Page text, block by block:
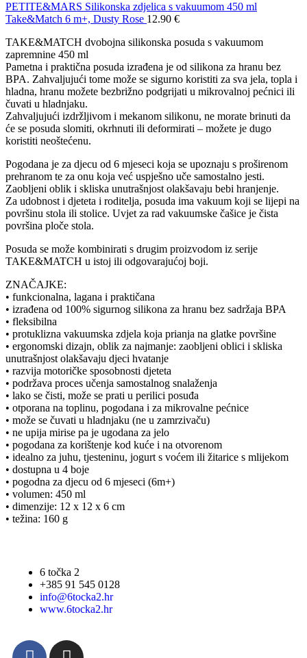
PETITE&MARS Silikonska zdjelica s vakuumom 450 ml
Take&Match 6 m+, Dusty Rose 12.90 €
TAKE&MATCH dvobojna silikonska posuda s vakuumom
zapremnine 450 ml
Pametna i praktična posuda izrađena je od silikona za hranu bez
BPA. Zahvaljujući tome može se sigurno koristiti za sva jela, topla i
hladna, hranu možete bezbrižno podgrijati u mikrovalnoj pećnici ili
čuvati u hladnjaku.
Zahvaljujući izdržljivom i mekanom silikonu, ne morate brinuti da
će se posuda slomiti, okrhnuti ili deformirati – možete je dugo
koristiti neoštećenu.
Pogodana je za djecu od 6 mjeseci koja se upoznaju s proširenom
prehranom te za onu koja već uspješno uče samostalno jesti.
Zaobljeni oblik i skliska unutrašnjost olakšavaju bebi hranjenje.
Za udobnost i djeteta i roditelja, posuda ima vakuum koji se lijepi na
površinu stola ili stolice. Uvjet za rad vakuumske čašice je čista
površina ploče stola.
Posuda se može kombinirati s drugim proizvodom iz serije
TAKE&MATCH u istoj ili odgovarajućoj boji.
ZNAČAJKE:
• funkcionalna, lagana i praktičana
• izrađena od 100% sigurnog silikona za hranu bez sadržaja BPA
• fleksibilna
• protuklizna vakuumska zdjela koja prianja na glatke površine
• ergonomski dizajn, oblik za najmanje: zaobljeni oblici i skliska
unutrašnjost olakšavaju djeci hvatanje
• razvija motoričke sposobnosti djeteta
• podržava proces učenja samostalnog snalaženja
• lako se čisti, može se prati u perilici posuđa
• otporana na toplinu, pogodana i za mikrovalne pećnice
• može se čuvati u hladnjaku (ne u zamrzivaču)
• ne upija mirise pa je ugodana za jelo
• pogodana za korištenje kod kuće i na otvorenom
• idealno za juhu, tjesteninu, jogurt s voćem ili žitarice s mlijekom
• dostupna u 4 boje
• pogodna za djecu od 6 mjeseci (6m+)
• volumen: 450 ml
• dimenzije: 12 x 12 x 6 cm
• težina: 160 g
6 točka 2
+385 91 545 0128
info@6tocka2.hr
www.6tocka2.hr